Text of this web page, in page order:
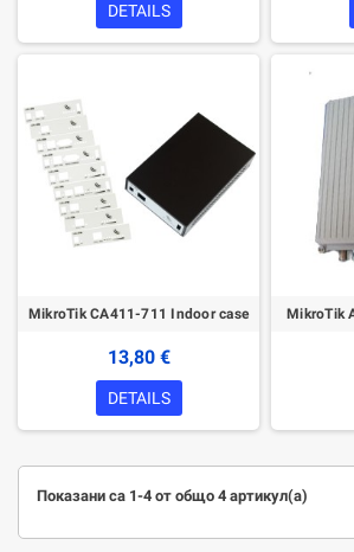
DETAILS
MikroTik CA411-711 Indoor case
13,80 €
DETAILS
MikroTik
Показани са 1-4 от общо 4 артикул(а)